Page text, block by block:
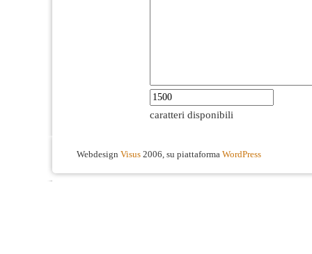
caratteri disponibili
Webdesign Visus 2006, su piattaforma WordPress